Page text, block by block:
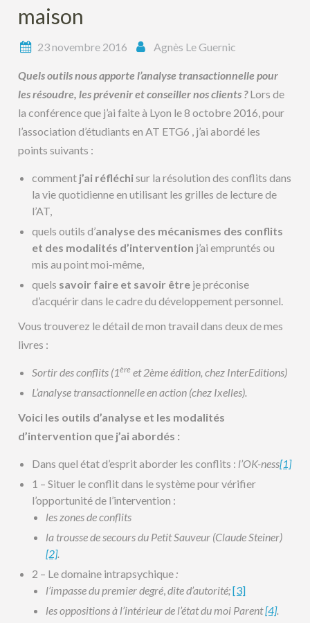
maison
23 novembre 2016 Agnès Le Guernic
Quels outils nous apporte l’analyse transactionnelle pour
les résoudre, les prévenir et conseiller nos clients ?Lors de
la conférence que j’ai faite à Lyon le 8 octobre 2016, pour
l’association d’étudiants en AT ETG6 , j’ai abordé les
points suivants :
comment j’ai réfléchisur la résolution des conflits dans
la vie quotidienne en utilisant les grilles de lecture de
l’AT,
quels outils d’analyse des mécanismes des conflits
et des modalités d’intervention j’ai empruntés ou
mis au point moi-même,
quels savoir faire et savoir être je préconise
d’acquérir dans le cadre du développement personnel.
Vous trouverez le détail de mon travail dans deux de mes
livres :
Sortir des conflits (1ère et 2ème édition, chez InterEditions)
L’analyse transactionnelle en action (chez Ixelles).
Voici les outils d’analyse et les modalités
d’intervention que j’ai abordés :
Dans quel état d’esprit aborder les conflits : l’OK-ness[1]
1 – Situer le conflit dans le système pour vérifier
l’opportunité de l’intervention :
les zones de conflits
la trousse de secours du Petit Sauveur (Claude Steiner)
[2].
2 – Le domaine intrapsychique:
l’impasse du premier degré,dite d’autorité;[3]
les oppositions à l’intérieur de l’état du moi Parent[4].